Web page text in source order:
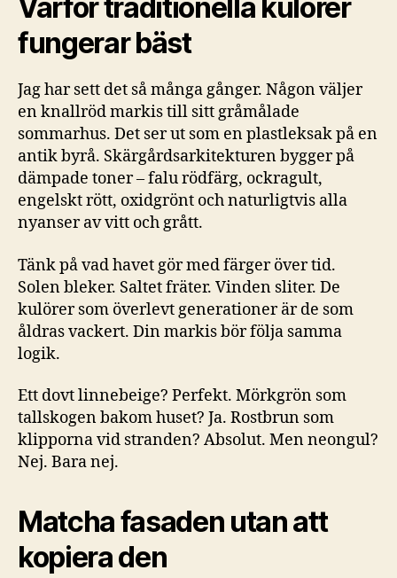
Varför traditionella kulörer
fungerar bäst
Jag har sett det så många gånger. Någon väljer
en knallröd markis till sitt gråmålade
sommarhus. Det ser ut som en plastleksak på en
antik byrå. Skärgårdsarkitekturen bygger på
dämpade toner – falu rödfärg, ockragult,
engelskt rött, oxidgrönt och naturligtvis alla
nyanser av vitt och grått.
Tänk på vad havet gör med färger över tid.
Solen bleker. Saltet fräter. Vinden sliter. De
kulörer som överlevt generationer är de som
åldras vackert. Din markis bör följa samma
logik.
Ett dovt linnebeige? Perfekt. Mörkgrön som
tallskogen bakom huset? Ja. Rostbrun som
klipporna vid stranden? Absolut. Men neongul?
Nej. Bara nej.
Matcha fasaden utan att
kopiera den